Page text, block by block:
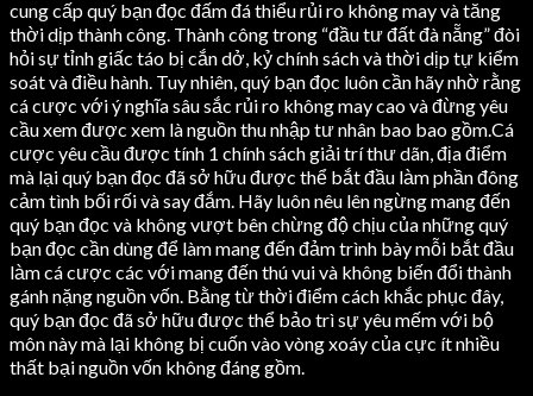
cung cấp quý bạn đọc đấm đá thiểu rủi ro không may và tăng
thời dịp thành công. Thành công trong “đầu tư đất đà nẵng” đòi
hỏi sự tỉnh giấc táo bị cắn dở, kỷ chính sách và thời dịp tự kiểm
soát và điều hành. Tuy nhiên, quý bạn đọc luôn cần hãy nhờ rằng
cá cược với ý nghĩa sâu sắc rủi ro không may cao và đừng yêu
cầu xem được xem là nguồn thu nhập tư nhân bao bao gồm.Cá
cược yêu cầu được tính 1 chính sách giải trí thư dãn, địa điểm
mà lại quý bạn đọc đã sở hữu được thể bắt đầu làm phần đông
cảm tình bối rối và say đắm. Hãy luôn nêu lên ngừng mang đến
quý bạn đọc và không vượt bên chừng độ chịu của những quý
bạn đọc cần dùng để làm mang đến đảm trình bày mỗi bắt đầu
làm cá cược các với mang đến thú vui và không biến đổi thành
gánh nặng nguồn vốn. Bằng từ thời điểm cách khắc phục đây,
quý bạn đọc đã sở hữu được thể bảo trì sự yêu mếm với bộ
môn này mà lại không bị cuốn vào vòng xoáy của cực ít nhiều
thất bại nguồn vốn không đáng gồm.